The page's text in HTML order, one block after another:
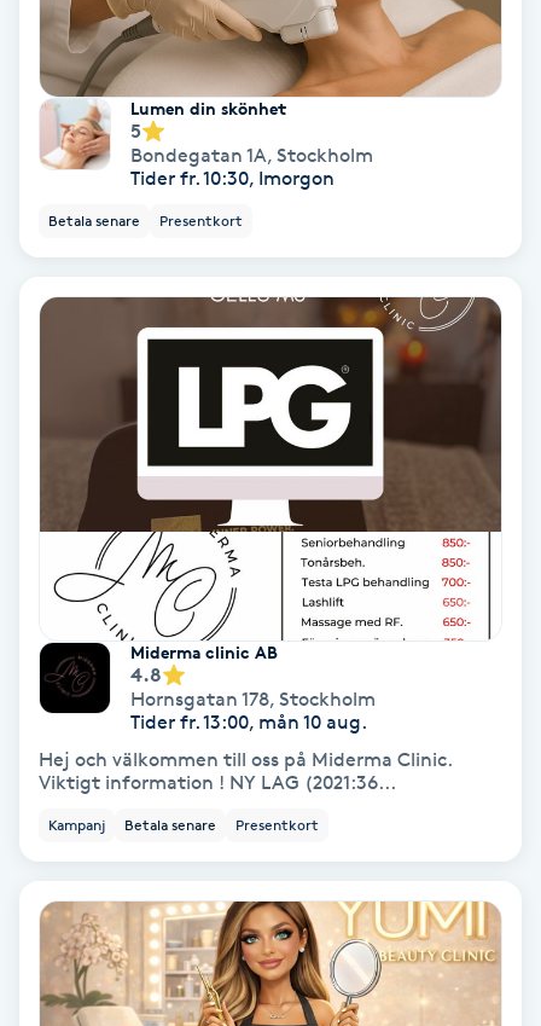
Hälsprickor
Idrottsmassage
IPL
IPL hårborttagning
Japansk massage
Katun fransar
Kemisk peeling
Keratinbehandling
Kinesiologi
Kinesisk medicin
Kiropraktik
Lumen din skönhet
5
Bondegatan 1A, Stockholm
Tider fr. 10:30, Imorgon
Betala senare Presentkort
Miderma clinic AB
4.8
Hornsgatan 178, Stockholm
Tider fr. 13:00, mån 10 aug.
Hej och välkommen till oss på Miderma Clinic.
Viktigt information ! NY LAG (2021:36...
Kampanj Betala senare Presentkort